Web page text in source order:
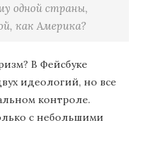
одной страны,
как Америка?
В Фейсбуке
идеологий, но все
контроле.
с небольшими